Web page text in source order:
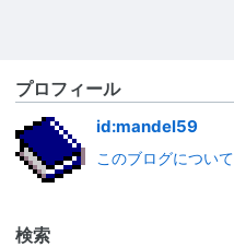
プロフィール
id:mandel59
このブログについて
検索